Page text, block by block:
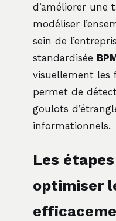
d’améliorer une
modéliser
sein de
standardisée
visuellement les
permet de
goulots
informationnels.
Les
optimiser